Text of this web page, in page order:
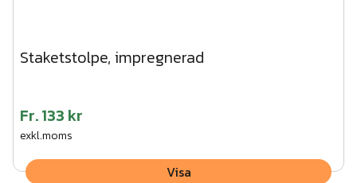
Staketstolpe, impregnerad
Fr.133 kr
exkl.moms
Visa